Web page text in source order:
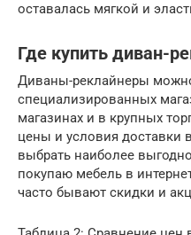
оставалась мягкой и
Где купить диван-
Диваны-реклайнеры
специализированных
магазинах и в крупных
цены и условия доставки
выбрать наиболее
покупаю мебель в
часто бывают скидки и